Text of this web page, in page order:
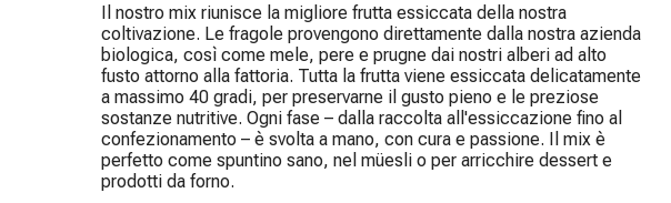
Il nostro mix riunisce la migliore frutta essiccata della nostra
coltivazione. Le fragole provengono direttamente dalla nostra azienda
biologica, così come mele, pere e prugne dai nostri alberi ad alto
fusto attorno alla fattoria. Tutta la frutta viene essiccata delicatamente
a massimo 40 gradi, per preservarne il gusto pieno e le preziose
sostanze nutritive. Ogni fase – dalla raccolta all'essiccazione fino al
confezionamento – è svolta a mano, con cura e passione. Il mix è
perfetto come spuntino sano, nel müesli o per arricchire dessert e
prodotti da forno.